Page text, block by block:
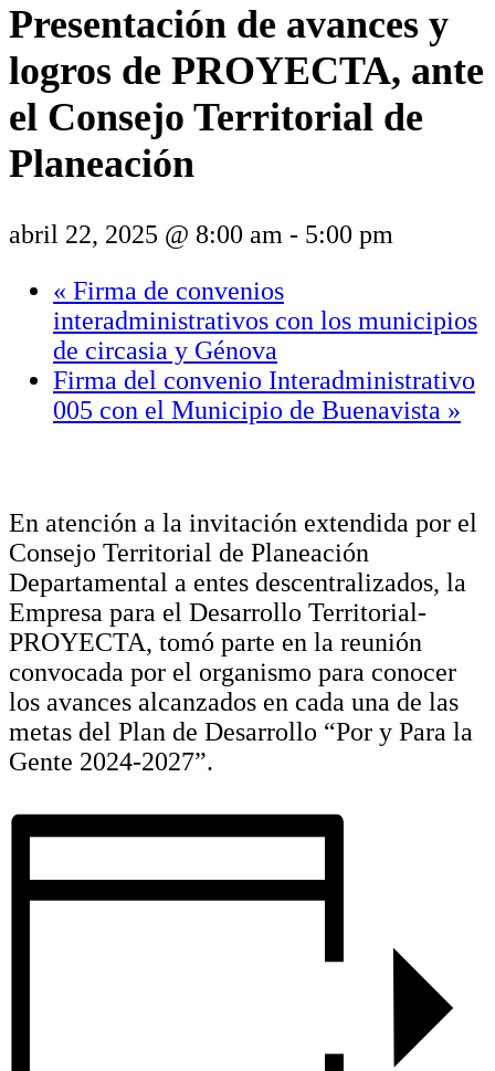
Presentación de avances y
logros de PROYECTA, ante
el Consejo Territorial de
Planeación
abril 22, 2025 @ 8:00 am - 5:00 pm
« Firma de convenios
interadministrativos con los municipios
de circasia y Génova
Firma del convenio Interadministrativo
005 con el Municipio de Buenavista »
En atención a la invitación extendida por el
Consejo Territorial de Planeación
Departamental a entes descentralizados, la
Empresa para el Desarrollo Territorial-
PROYECTA, tomó parte en la reunión
convocada por el organismo para conocer
los avances alcanzados en cada una de las
metas del Plan de Desarrollo “Por y Para la
Gente 2024-2027”.